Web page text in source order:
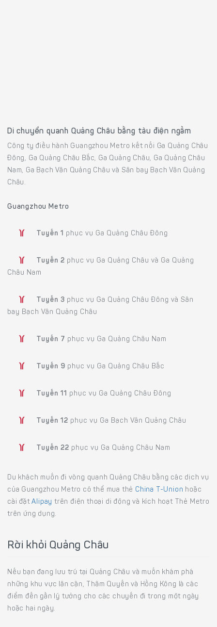
Di chuyển quanh Quảng Châu bằng tàu điện ngầm
Công ty điều hành Guangzhou Metro kết nối Ga Quảng Châu
Đông, Ga Quảng Châu Bắc, Ga Quảng Châu, Ga Quảng Châu
Nam, Ga Bạch Vân Quảng Châu và Sân bay Bạch Vân Quảng
Châu.
Guangzhou Metro
Tuyến 1 phục vụ Ga Quảng Châu Đông
Tuyến 2 phục vụ Ga Quảng Châu và Ga Quảng
Châu Nam
Tuyến 3 phục vụ Ga Quảng Châu Đông và Sân
bay Bạch Vân Quảng Châu
Tuyến 7 phục vụ Ga Quảng Châu Nam
Tuyến 9 phục vụ Ga Quảng Châu Bắc
Tuyến 11 phục vụ Ga Quảng Châu Đông
Tuyến 12 phục vụ Ga Bạch Vân Quảng Châu
Tuyến 22 phục vụ Ga Quảng Châu Nam
Du khách muốn đi vòng quanh Quảng Châu bằng các dịch vụ
của Guangzhou Metro có thể mua thẻ China T-Union hoặc
cài đặtAlipay trên điện thoại di động và kích hoạt Thẻ Metro
trên ứng dụng.
Rời khỏi Quảng Châu
Nếu bạn đang lưu trú tại Quảng Châu và muốn khám phá
những khu vực lân cận, Thâm Quyến và Hồng Kông là các
điểm đến gần lý tưởng cho các chuyến đi trong một ngày
hoặc hai ngày.